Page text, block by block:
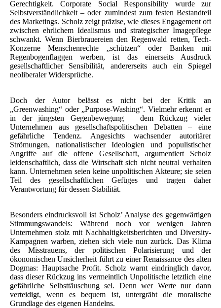
Gerechtigkeit. Corporate Social Responsibility wurde zur
Selbstverständlichkeit – oder zumindest zum festen Bestandteil
des Marketings. Scholz zeigt präzise, wie dieses Engagement oft
zwischen ehrlichem Idealismus und strategischer Imagepflege
schwankt. Wenn Bierbrauereien den Regenwald retten, Tech-
Konzerne Menschenrechte „schützen“ oder Banken mit
Regenbogenflaggen werben, ist das einerseits Ausdruck
gesellschaftlicher Sensibilität, andererseits auch ein Spiegel
neoliberaler Widersprüche.
Doch der Autor belässt es nicht bei der Kritik an
„Greenwashing“ oder „Purpose-Washing“. Vielmehr erkennt er
in der jüngsten Gegenbewegung – dem Rückzug vieler
Unternehmen aus gesellschaftspolitischen Debatten – eine
gefährliche Tendenz. Angesichts wachsender autoritärer
Strömungen, nationalistischer Ideologien und populistischer
Angriffe auf die offene Gesellschaft, argumentiert Scholz
leidenschaftlich, dass die Wirtschaft sich nicht neutral verhalten
kann. Unternehmen seien keine unpolitischen Akteure; sie seien
Teil des gesellschaftlichen Gefüges und tragen daher
Verantwortung für dessen Stabilität.
Besonders eindrucksvoll ist Scholz’ Analyse des gegenwärtigen
Stimmungswandels: Während noch vor wenigen Jahren
Unternehmen stolz mit Nachhaltigkeitsberichten und Diversity-
Kampagnen warben, ziehen sich viele nun zurück. Das Klima
des Misstrauens, der politischen Polarisierung und der
ökonomischen Unsicherheit führt zu einer Renaissance des alten
Dogmas: Hauptsache Profit. Scholz warnt eindringlich davor,
dass dieser Rückzug ins vermeintlich Unpolitische letztlich eine
gefährliche Selbsttäuschung sei. Denn wer Werte nur dann
verteidigt, wenn es bequem ist, untergräbt die moralische
Grundlage des eigenen Handelns.